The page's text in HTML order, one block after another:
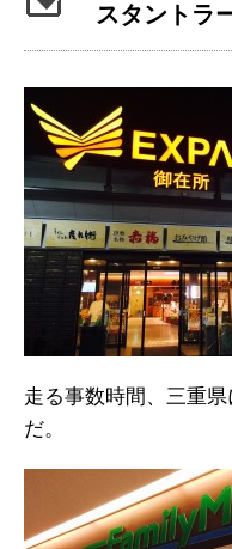
スタントラ
走る事数時間、三重
だ。